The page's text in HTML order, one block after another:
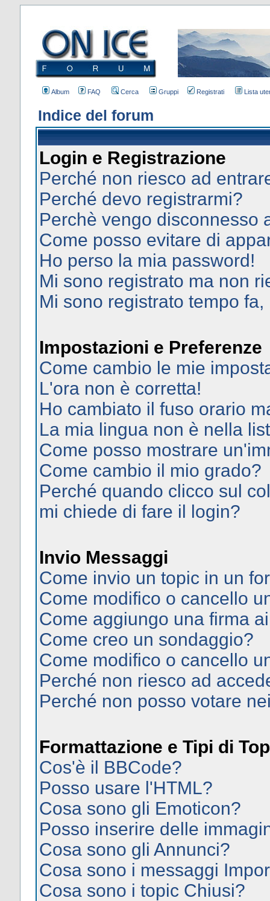
Album FAQ Cerca Gruppi Registrati Lista
Indice del forum
Login e Registrazione
Perché non riesco ad
Perché devo registrarmi?
Perchè vengo disconnesso
Come posso evitare di
Ho perso la mia password!
Mi sono registrato ma non
Mi sono registrato tempo
Impostazioni e Preferenze
Come cambio le mie
L'ora non è corretta!
Ho cambiato il fuso orario
La mia lingua non è nella
Come posso mostrare
Come cambio il mio grado?
Perché quando clicco sul
mi chiede di fare il login?
Invio Messaggi
Come invio un topic in un
Come modifico o cancello
Come aggiungo una firma
Come creo un sondaggio?
Come modifico o cancello
Perché non riesco ad
Perché non posso votare
Formattazione e Tipi di
Cos'è il BBCode?
Posso usare l'HTML?
Cosa sono gli Emoticon?
Posso inserire delle
Cosa sono gli Annunci?
Cosa sono i messaggi
Cosa sono i topic Chiusi?